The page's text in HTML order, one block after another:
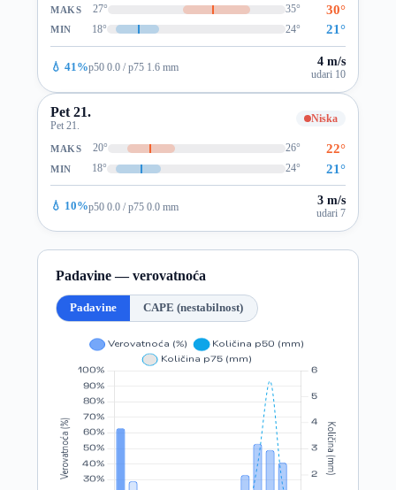
MAKS 27° 35° 30°
MIN 18° 24° 21°
💧 41%p50 0.0 / p75 1.6 mm 4 m/s
udari 10
Pet 21.
Pet 21.
Niska
MAKS 20° 26° 22°
MIN 18° 24° 21°
💧 10%p50 0.0 / p75 0.0 mm 3 m/s
udari 7
Padavine — verovatnoća
Padavine CAPE (nestabilnost)